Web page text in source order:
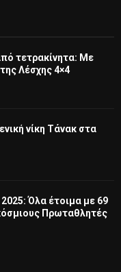
τετρακίνητα: Με
Λέσχης 4×4
νίκη Τάνακ στα
Όλα έτοιμα με 69
Πρωταθλητές